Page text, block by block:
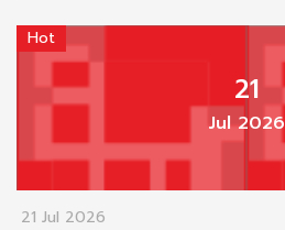
21
Jul 2026
Hot
21 Jul 2026